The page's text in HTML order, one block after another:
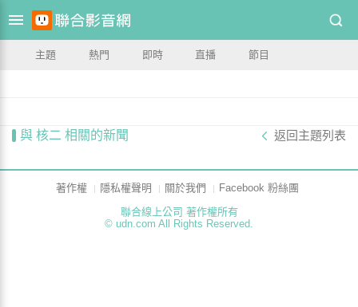
主題 熱門 即時 直播 節目
與 核二 相關的新聞 返回主題列表
著作權 隱私權聲明 關於我們
Facebook 粉絲團
聯合線上公司 著作權所有
© udn.com All Rights Reserved.